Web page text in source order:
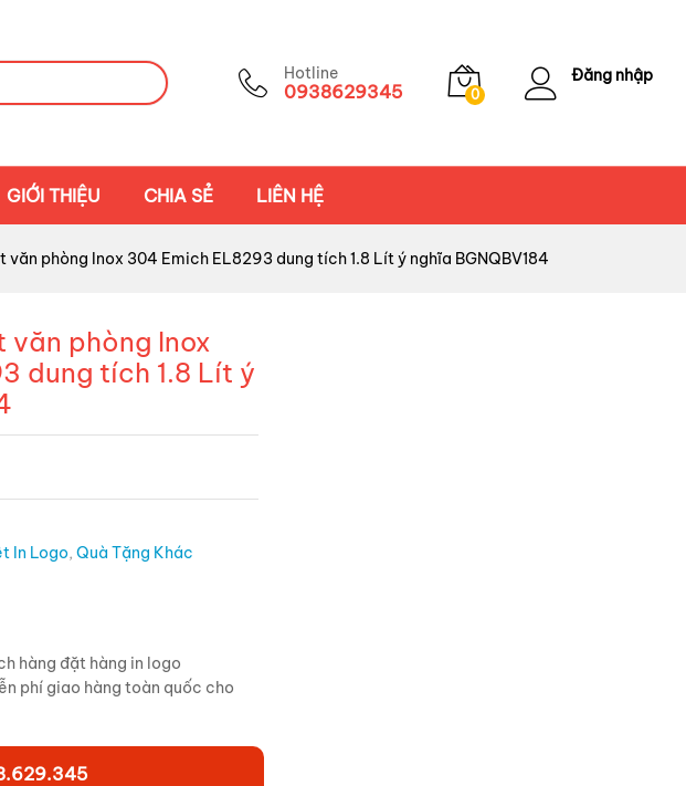
Hotline
0938629345 0
Đăng nhập
GIỚI THIỆU CHIA SẺ LIÊN HỆ
văn phòng Inox 304 Emich EL8293 dung tích 1.8 Lít ý nghĩa BGNQBV184
văn phòng Inox
dung tích 1.8 Lít ý
In Logo,Quà Tặng Khác
hàng đặt hàng in logo
phí giao hàng toàn quốc cho